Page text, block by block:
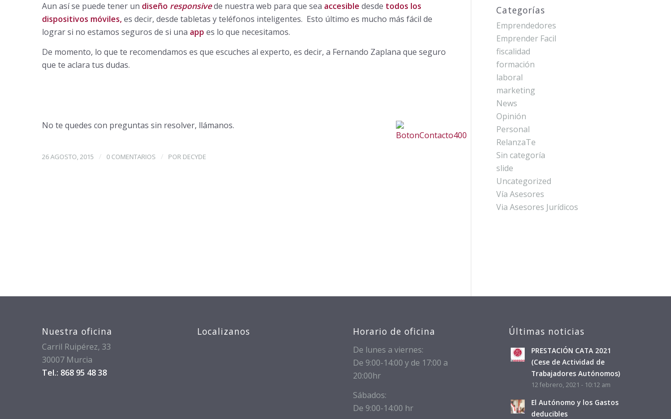
Aun así se puede tener un diseño responsivede nuestra web para que sea accesible desde todos los
dispositivos móviles,es decir, desde tabletas y teléfonos inteligentes. Esto último es mucho más fácil de
lograr si no estamos seguros de si una app es lo que necesitamos.
De momento, lo que te recomendamos es que escuches al experto, es decir, a Fernando Zaplana que seguro
que te aclara tus dudas.
No te quedes con preguntas sin resolver, llámanos.
26 AGOSTO, 2015 / 0 COMENTARIOS / POR DECYDE
Categorías
Emprendedores
Emprender Facil
fiscalidad
formación
laboral
marketing
News
Opinión
Personal
RelanzaTe
Sin categoría
slide
Uncategorized
Vía Asesores
Via Asesores Jurídicos
Nuestra oficina
Carril Ruipérez, 33
30007 Murcia
Tel.: 868 95 48 38
Localizanos Horario de oficina
De lunes a viernes:
De 9:00-14:00 y de 17:00 a
20:00hr
Sábados:
De 9:00-14:00 hr
Últimas noticias
PRESTACIÓN CATA 2021
(Cese de Actividad de
Trabajadores Autónomos)
12 febrero, 2021 - 10:12 am
El Autónomo y los Gastos
deducibles